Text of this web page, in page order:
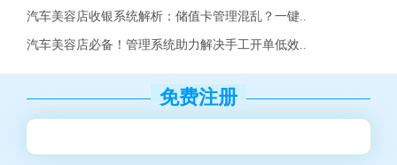
汽车美容店收银系统解析：储值卡管理混乱？一键..
汽车美容店必备！管理系统助力解决手工开单低效..
免费注册